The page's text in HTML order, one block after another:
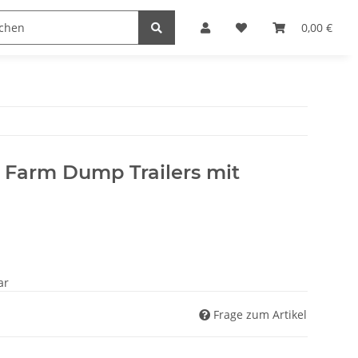
0,00 €
Farm Dump Trailers mit
Frage zum Artikel